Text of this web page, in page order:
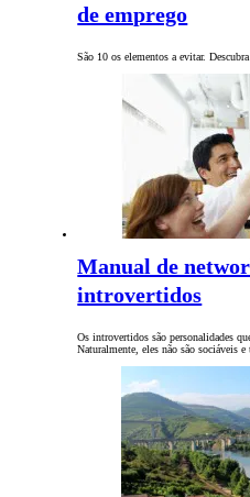
de emprego
São 10 os elementos a evitar.
Manual de
introvertidos
Os introvertidos são personalidades
Naturalmente, eles não são sociáveis